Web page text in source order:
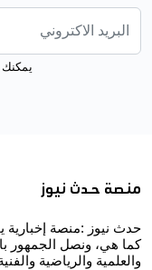
يمكنك
منصة حدث نيوز
حدث نيوز :منصة إخبارية
كما هي، ونصل الجمهور
والعلمية والرياضية